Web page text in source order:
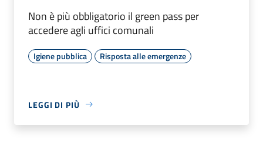
Non è più obbligatorio il green pass per
accedere agli uffici comunali
Igiene pubblica Risposta alle emergenze
LEGGI DI PIÙ